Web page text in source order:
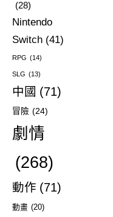
(28)
Nintendo
Switch (41)
RPG (14)
SLG (13)
中國 (71)
冒險 (24)
劇情
(268)
動作 (71)
動畫 (20)